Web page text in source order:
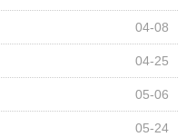
04-08
04-25
05-06
05-24